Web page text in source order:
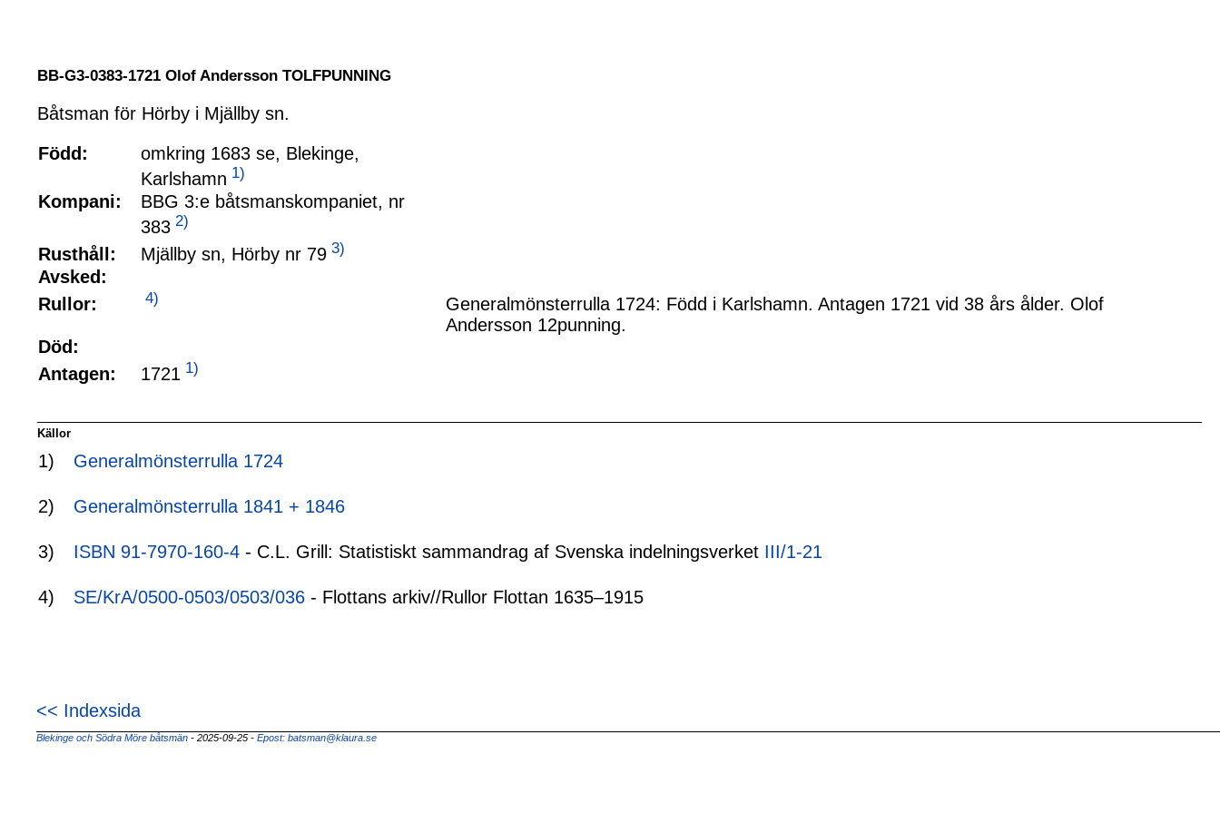
BB-G3-0383-1721 Olof Andersson TOLFPUNNING
Båtsman för Hörby i Mjällby sn.
Född:
omkring 1683 se, Blekinge,
Karlshamn 1)
Kompani:
BBG 3:e båtsmanskompaniet, nr
383 2)
Rusthåll: Mjällby sn, Hörby nr 79 3)
Avsked:
Rullor:
4)
Generalmönsterrulla 1724: Född i Karlshamn. Antagen 1721 vid 38 års ålder. Olof
Andersson 12punning.
Död:
Antagen:
1721 1)
Källor
1) Generalmönsterrulla 1724
2) Generalmönsterrulla 1841 + 1846
3) ISBN 91-7970-160-4 - C.L. Grill: Statistiskt sammandrag af Svenska indelningsverket III/1-21
4) SE/KrA/0500-0503/0503/036 - Flottans arkiv//Rullor Flottan 1635–1915
<< Indexsida
Blekinge och Södra Möre båtsmän - 2025-09-25 - Epost: batsman@klaura.se